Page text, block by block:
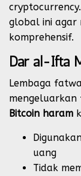
global ini agar
komprehensif.
Dar al-Ifta
Lembaga
Bitcoin haram
uang
Tidak